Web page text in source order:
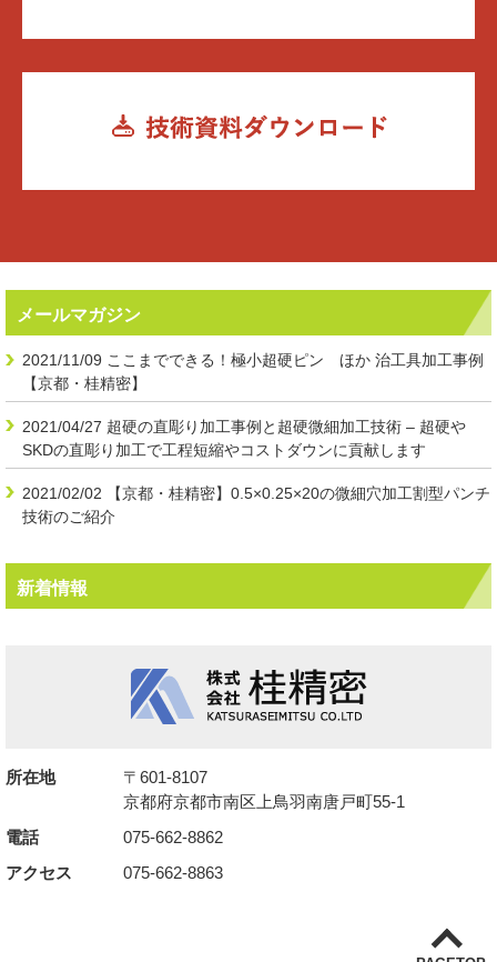
メールマガジン
2021/11/09 ここまでできる！極小超硬ピン ほか 治工具加工事例
【京都・桂精密】
2021/04/27 超硬の直彫り加工事例と超硬微細加工技術 – 超硬や
SKDの直彫り加工で工程短縮やコストダウンに貢献します
2021/02/02
【京都・桂精密】0.5×0.25×20の微細穴加工割型パンチ
技術のご紹介
新着情報
所在地
〒601-8107
京都府京都市南区上鳥羽南唐戸町55-1
電話
075-662-8862
アクセス
075-662-8863